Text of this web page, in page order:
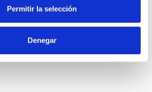
Permitir la selección
Denegar